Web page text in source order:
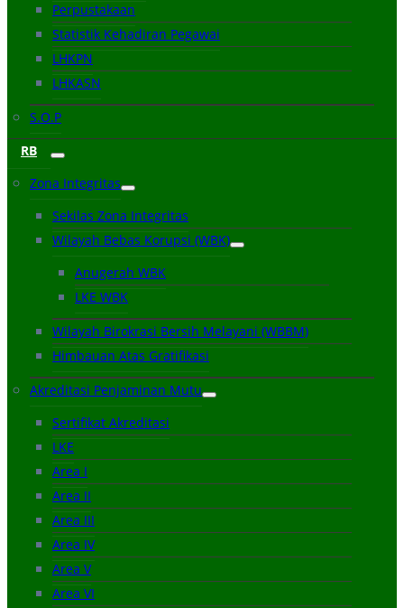
Perpustakaan
Statistik Kehadiran Pegawai
LHKPN
LHKASN
S.O.P
RB
Zona Integritas
Sekilas Zona Integritas
Wilayah Bebas Korupsi (WBK)
Anugerah WBK
LKE WBK
Wilayah Birokrasi Bersih Melayani (WBBM)
Himbauan Atas Gratifikasi
Akreditasi Penjaminan Mutu
Sertifikat Akreditasi
LKE
Area I
Area II
Area III
Area IV
Area V
Area VI